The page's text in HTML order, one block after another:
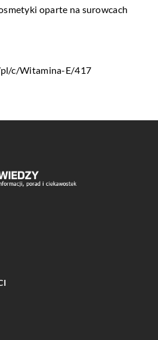
oparte na surowcach
c/Witamina-E/417